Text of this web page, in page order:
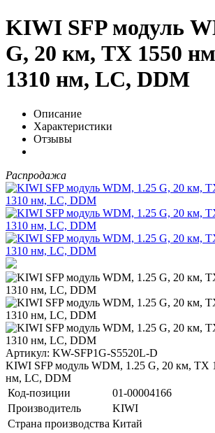
KIWI SFP модуль
G, 20 км, TX 1550
1310 нм, LC, DDM
Описание
Характеристики
Отзывы
Распродажа
Артикул: KW-SFP1G-S5520L-D
KIWI SFP модуль WDM, 1.25 G, 20 км, TX
нм, LC, DDM
Код-позиции
01-00004166
Производитель
KIWI
Страна производства Китай